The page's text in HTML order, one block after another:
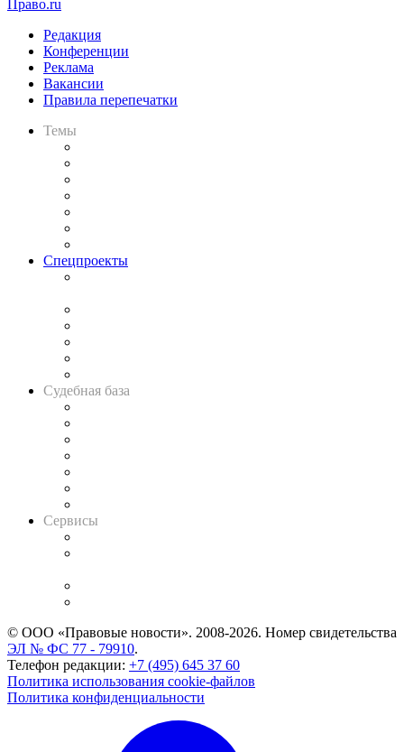
Право.ru
Редакция
Конференции
Реклама
Вакансии
Правила перепечатки
Темы
Спецпроекты
Судебная база
Сервисы
© ООО «Правовые новости». 2008-2026. Номер свидетельства
ЭЛ № ФС 77 - 79910.
Телефон редакции: +7 (495) 645 37 60
Политика использования cookie-файлов
Политика конфиденциальности